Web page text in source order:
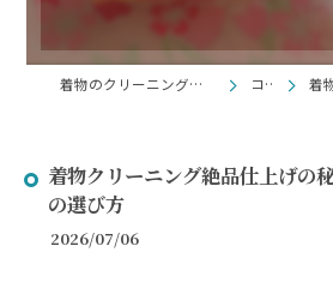
着物のクリーニングならきもの洗い リファイン コラム 着物ク
着物クリーニング絶品仕上げの
の選び方
2026/07/06